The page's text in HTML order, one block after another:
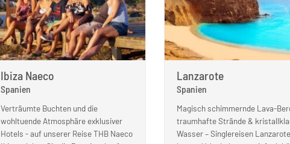
Ibiza Naeco
Spanien
Verträumte Buchten und die
wohltuende Atmosphäre exklusiver
Hotels - auf unserer Reise THB Naeco
Lanzarote
Spanien
Magisch schimmernde Lava-
traumhafte Strände &
Wasser – Singlereisen Lanzarote